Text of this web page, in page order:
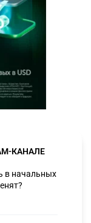
КАНАЛЕ
в начальных